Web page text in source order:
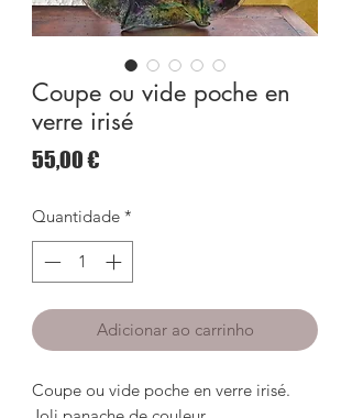
Coupe ou vide poche en
verre irisé
55,00 €
Quantidade *
Adicionar ao carrinho
Coupe ou vide poche en verre irisé.